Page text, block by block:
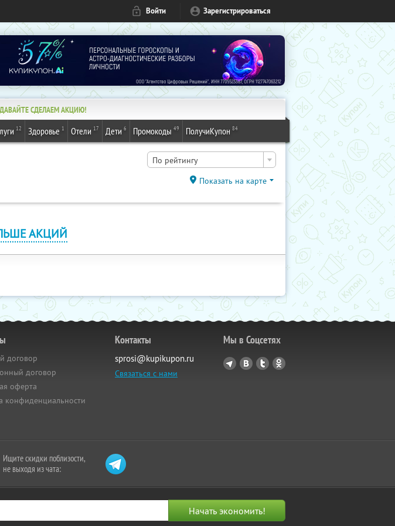
Войти Зарегистрироваться
ДАВАЙТЕ СДЕЛАЕМ АКЦИЮ!
12 Здоровье 1 Отели 17 Дети 6 Промокоды 49 ПолучиКупон 84
По рейтингу
Показать на карте
АКЦИЙ
договор
договор
оферта
конфиденциальности
Контакты
sprosi@kupikupon.ru
Связаться с нами
Мы в Соцсетях
Ищите скидки поблизости,
не выходя из чата: